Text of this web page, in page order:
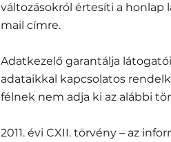
változásokról értesíti a honlap
mail címre.
Adatkezelő garantálja
adataikkal kapcsolatos
félnek nem adja ki az alábbi
2011. évi CXII. törvény – az